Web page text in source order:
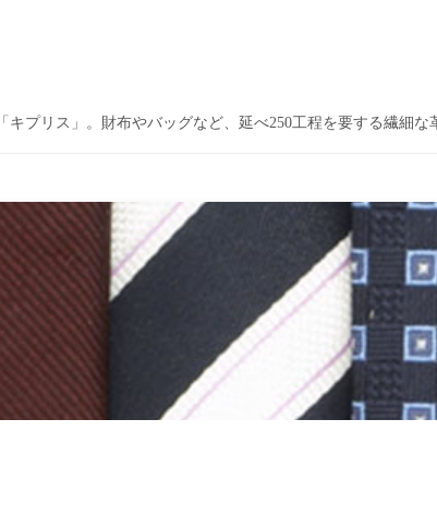
プリス」。財布やバッグなど、延べ250工程を要する繊細な